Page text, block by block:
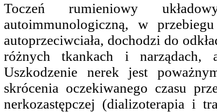
Toczeń rumieniowy
autoimmunologiczną, w
autoprzeciwciała, dochodzi do
różnych tkankach i
Uszkodzenie nerek jest
skrócenia oczekiwanego czasu
nerkozastępczej (dializoterapia i